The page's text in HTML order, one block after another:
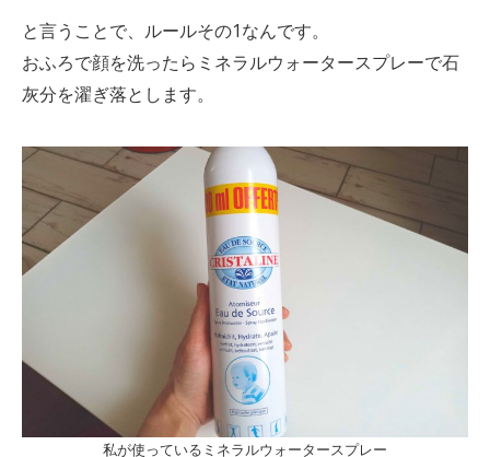
と言うことで、ルールその1なんです。
おふろで顔を洗ったらミネラルウォータースプレーで石
灰分を濯ぎ落とします。
私が使っているミネラルウォータースプレー